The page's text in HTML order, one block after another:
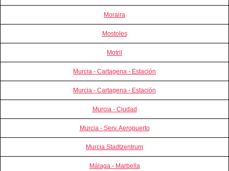
Moraira
Mostoles
Motril
Murcia - Cartagena - Estación
Murcia - Cartagena - Estación
Murcia - Ciudad
Murcia - Serv. Aeropuerto
Murcia Stadtzentrum
Málaga - Marbella